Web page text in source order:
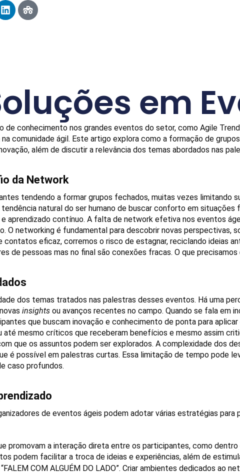
em
de conhecimento nos grandes eventos do setor, como Agile
comunidade ágil. Este artigo explora como a formação de
além de discutir a relevância dos temas abordados nas
da Network
tendendo a formar grupos fechados, muitas vezes limitando
natural do ser humano de buscar conforto em
aprendizado contínuo. A falta de network efetiva nos eventos
O networking é fundamental para descobrir novas perspectivas,
eficaz, corremos o risco de estagnar, reciclando ideias
de pessoas mas no final são conexões fracas. O que
dos temas tratados nas palestras desses eventos. Há uma
insights ou avanços recentes no campo. Quando se fala em
que buscam inovação e conhecimento de ponta para
mesmo críticos que receberam benefícios e mesmo assim
que os assuntos podem ser explorados. A complexidade dos
é possível em palestras curtas. Essa limitação de tempo pode
caso profundos.
de eventos ágeis podem adotar várias estratégias
promovam a interação direta entre os participantes, como
podem facilitar a troca de ideias e experiências, além de
COM ALGUÉM DO LADO”. Criar ambientes dedicados ao